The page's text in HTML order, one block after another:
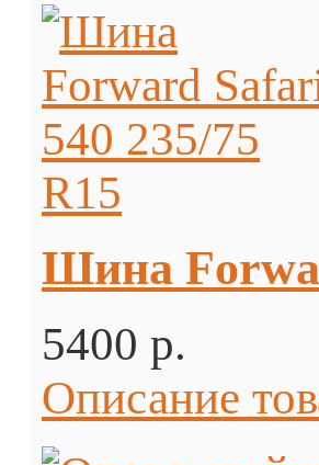
Шина
5400 p.
Описание